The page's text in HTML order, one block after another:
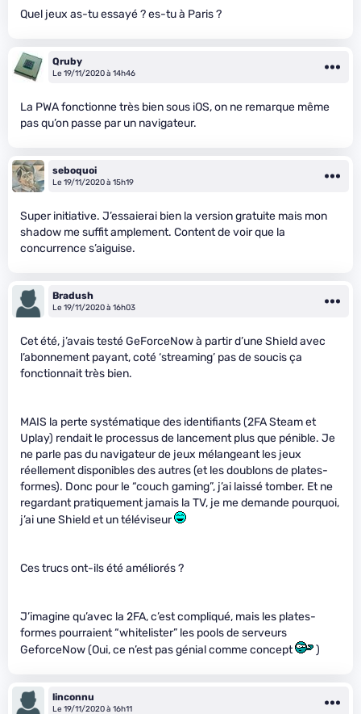
Quel jeux as-tu essayé ? es-tu à Paris ?
Qruby
Le 19/11/2020 à 14h46
La PWA fonctionne très bien sous iOS, on ne remarque même
pas qu’on passe par un navigateur.
seboquoi
Le 19/11/2020 à 15h19
Super initiative. J’essaierai bien la version gratuite mais mon
shadow me suffit amplement. Content de voir que la
concurrence s’aiguise.
Bradush
Le 19/11/2020 à 16h03
Cet été, j’avais testé GeForceNow à partir d’une Shield avec
l’abonnement payant, coté ‘streaming’ pas de soucis ça
fonctionnait très bien.
MAIS la perte systématique des identifiants (2FA Steam et
Uplay) rendait le processus de lancement plus que pénible. Je
ne parle pas du navigateur de jeux mélangeant les jeux
réellement disponibles des autres (et les doublons de plates-
formes). Donc pour le “couch gaming”, j’ai laissé tomber. Et ne
regardant pratiquement jamais la TV, je me demande pourquoi,
j’ai une Shield et un téléviseur
Ces trucs ont-ils été améliorés ?
J’imagine qu’avec la 2FA, c’est compliqué, mais les plates-
formes pourraient “whitelister” les pools de serveurs
GeforceNow (Oui, ce n’est pas génial comme concept
)
linconnu
Le 19/11/2020 à 16h11